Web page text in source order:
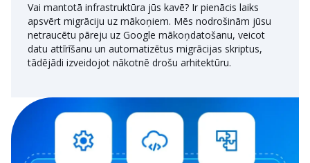
Vai mantotā infrastruktūra jūs kavē? Ir pienācis laiks
apsvērt migrāciju uz mākoņiem. Mēs nodrošinām jūsu
netraucētu pāreju uz Google mākoņdatošanu, veicot
datu attīrīšanu un automatizētus migrācijas skriptus,
tādējādi izveidojot nākotnē drošu arhitektūru.